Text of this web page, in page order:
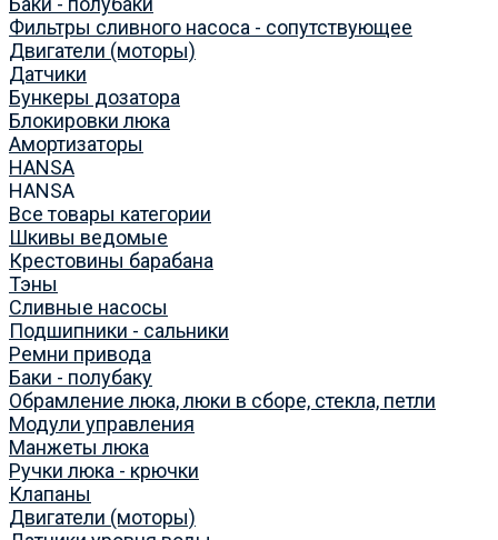
Фильтры сливного насоса - сопутствующее
Двигатели (моторы)
Датчики
Бункеры дозатора
Блокировки люка
Амортизаторы
HANSA
HANSA
Все товары категории
Шкивы ведомые
Крестовины барабана
Тэны
Сливные насосы
Подшипники - сальники
Ремни привода
Баки - полубаку
Обрамление люка, люки в сборе, стекла, петли
Модули управления
Манжеты люка
Ручки люка - крючки
Клапаны
Двигатели (моторы)